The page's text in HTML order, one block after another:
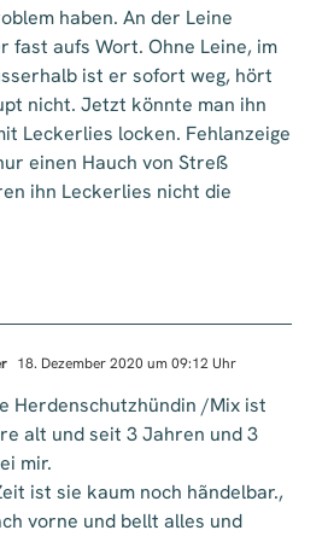
haben. An der Leine
fast aufs Wort. Ohne Leine, im
ist er sofort weg, hört
nicht. Jetzt könnte man ihn
Leckerlies locken. Fehlanzeige
einen Hauch von Streß
ihn Leckerlies nicht die
18. Dezember 2020 um 09:12 Uhr
Herdenschutzhündin /Mix ist
alt und seit 3 Jahren und 3
mir.
ist sie kaum noch hãndelbar.,
vorne und bellt alles und